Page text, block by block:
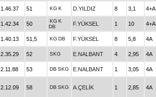
1.46.37 51 KG K D.YILDIZ 8 3,1 4+A
1.42.34 50 KG K
DB
F.YÜKSEL 1 10 4+A
1.40.13 51,5 KG DB F.YÜKSEL 8 5,8 4A
2.35.29 52 SKG E.NALBANT 4 2,95 4A
2.11.88 53 DB SKG E.NALBANT 1 3,05 4A
2.12.09 58 DB SKG A.ÇELİK 1 2,85 4A